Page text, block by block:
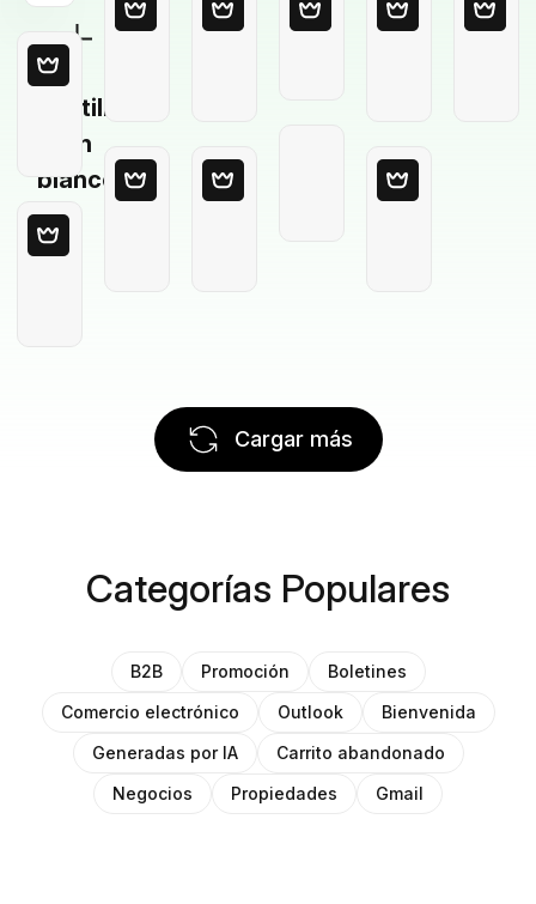
Plantilla
en
blanco
Cargar más
Categorías Populares
B2B Promoción
Boletines
Comercio electrónico
Outlook
Bienvenida
Generadas por IA
Carrito abandonado
Negocios
Propiedades Gmail